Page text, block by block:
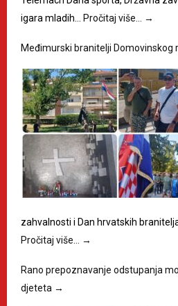
igara mladih… Pročitaj više… →
Međimurski branitelji Domovinskog
zahvalnosti i Dan hrvatskih
Pročitaj više…
→
Rano prepoznavanje odstupanja
djeteta →